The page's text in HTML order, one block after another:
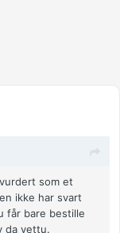
som et
ikke har svart
får bare bestille
da vettu.